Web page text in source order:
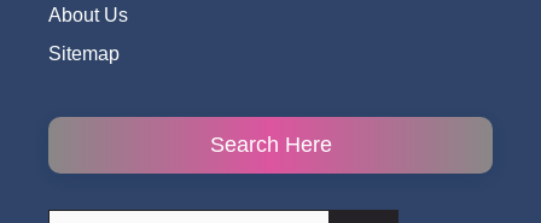
About Us
Sitemap
Search Here